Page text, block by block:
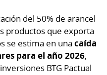
del 50% de arancel
productos que exporta
se estima en unacaída
para el año 2026,
BTG Pactual